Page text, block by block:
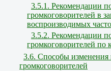
3.5.1. Рекомендации
громкоговорителей в
воспроизводимых
3.5.2. Рекомендации
громкоговорителей
3.6. Способы изменения
громкоговорителей